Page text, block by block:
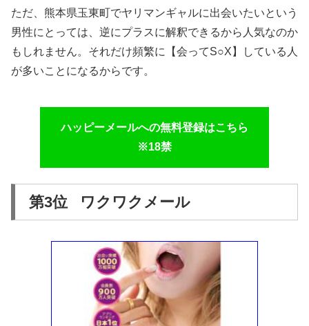
ただ、熊本県玉東町でヤリマンギャルに出会いたいという
男性にとっては、逆にプラスに解釈できるから人気なのか
もしれません。それだけ頻繁に【会ってS○X】している人
が多いことになるからです。
ハッピーメールへの無料登録はこちら
※18禁
第3位 ワクワクメール